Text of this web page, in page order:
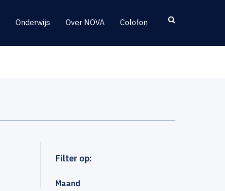
Onderwijs Over NOVA Colofon
Filter op:
Maand